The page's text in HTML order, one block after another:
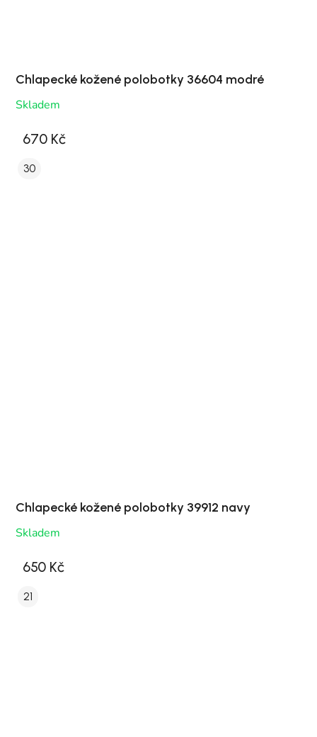
Chlapecké kožené polobotky 36604 modré
Skladem
670 Kč
30
Chlapecké kožené polobotky 39912 navy
Skladem
650 Kč
21